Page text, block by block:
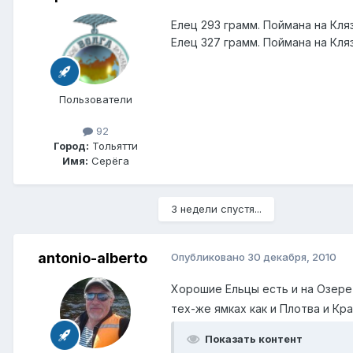
Пользователи
92
Город: Тольятти
Имя: Серёга
Елец 293 грамм. Поймана на
Елец 327 грамм. Поймана на
3 недели спустя...
antonio-alberto Опубликовано 30 декабря, 2010
Хорошие Ельцы есть и на
тех-же ямках как и Плотва и
Показать контент